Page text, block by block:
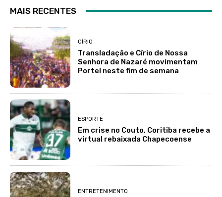
MAIS RECENTES
CÍRIO
Transladação e Círio de Nossa
Senhora de Nazaré movimentam
Portel neste fim de semana
ESPORTE
Em crise no Couto, Coritiba recebe a
virtual rebaixada Chapecoense
ENTRETENIMENTO